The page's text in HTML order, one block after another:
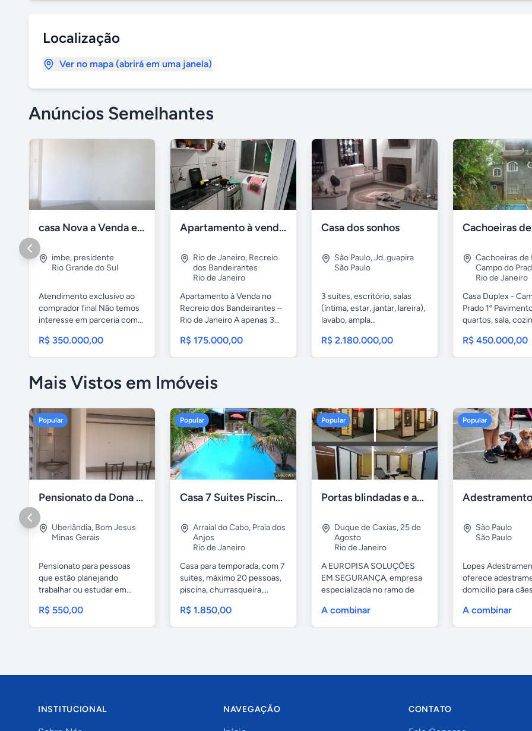
Localização
Ver no mapa (abrirá em uma janela)
Anúncios Semelhantes
casa Nova a Venda em Imbé / rs
imbe, presidente
Rio Grande do Sul
Atendimento exclusivo ao
comprador final Não temos
interesse em parceria com...
R$ 350.000,00
Apartamento à venda na praia Recreio - RJ
Rio de Janeiro, Recreio
dos Bandeirantes
Rio de Janeiro
Apartamento à Venda no
Recreio dos Bandeirantes –
Rio de Janeiro A apenas 3...
R$ 175.000,00
Casa dos sonhos
São Paulo,Jd. guapira
São Paulo
3 suites, escritório, salas
(íntima, estar, jantar, lareira),
lavabo, ampla...
R$ 2.180.000,00
Cachoeiras de
Campo do
Rio de Janeiro
Casa Duplex -
Prado 1º
quartos, sala,
R$ 450.000,00
Mais Vistos em Imóveis
Popular
Pensionato da Dona Maria - Uberlândia/MG
Uberlândia, Bom Jesus
Minas Gerais
Pensionato para pessoas
que estão planejando
trabalhar ou estudar em...
R$ 550,00
Popular
Casa 7 Suites Piscina - Praia dos Anjos
Arraial do Cabo, Praia dos
Anjos
Rio de Janeiro
Casa para temporada, com 7
suites, máximo 20 pessoas,
piscina, churrasqueira,...
R$ 1.850,00
Popular
Portas blindadas e anti-arrombamento Europisa
Duque de Caxias,25 de
Agosto
Rio de Janeiro
A EUROPISA SOLUÇÕES
EM SEGURANÇA, empresa
especializada no ramo de
A combinar
Popular
São Paulo
São Paulo
Lopes
oferece
domicilio para
A combinar
INSTITUCIONAL NAVEGAÇÃO CONTATO